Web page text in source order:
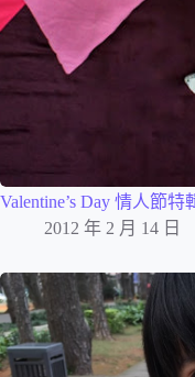
Valentine’s Day 情人節特
2012 年 2 月 14 日